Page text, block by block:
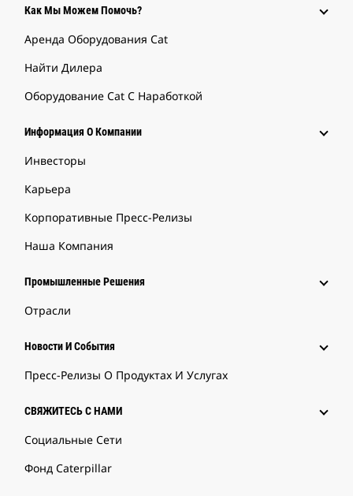
Как Мы Можем Помочь?
Аренда Оборудования Cat
Найти Дилера
Оборудование Cat С Наработкой
Информация О Компании
Инвесторы
Карьера
Корпоративные Пресс-Релизы
Наша Компания
Промышленные Решения
Отрасли
Новости И События
Пресс-Релизы О Продуктах И Услугах
СВЯЖИТЕСЬ С НАМИ
Социальные Сети
Фонд Caterpillar